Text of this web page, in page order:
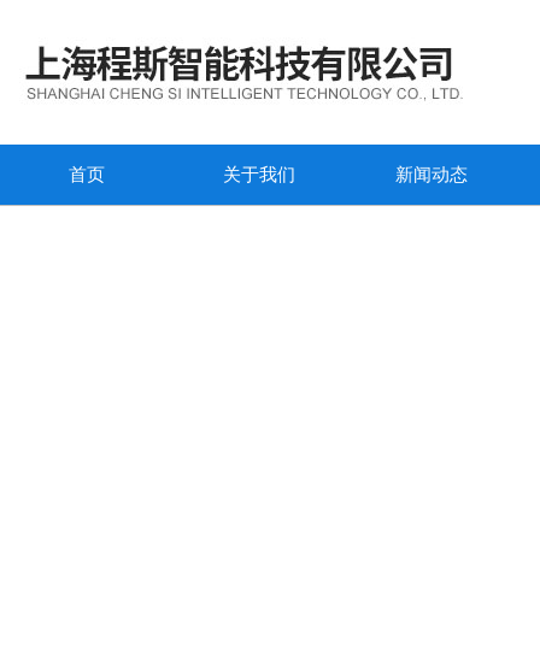
首页 关于我们 新闻动态